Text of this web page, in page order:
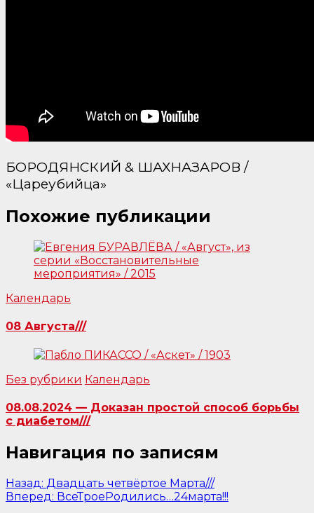
БОРОДЯНСКИЙ & ШАХНАЗАРОВ /
«Цареубийца»
Похожие публикации
Календарь
08 Августа///
Без рубрики Календарь
08.08.2024 — Доказан простой способ борьбы
с диабетом///
Навигация по записям
Назад: Двадцать четвёртое Марта///
Вперед: ВсеТроеРодились…24марта!!!